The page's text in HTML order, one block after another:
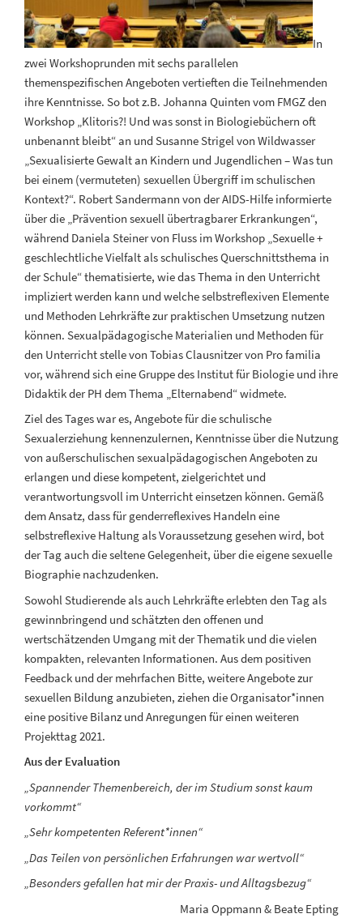
In
zwei Workshoprunden mit sechs parallelen
themenspezifischen Angeboten vertieften die Teilnehmenden
ihre Kenntnisse. So bot z.B. Johanna Quinten vom FMGZ den
Workshop „Klitoris?! Und was sonst in Biologiebüchern oft
unbenannt bleibt“ an und Susanne Strigel von Wildwasser
„Sexualisierte Gewalt an Kindern und Jugendlichen – Was tun
bei einem (vermuteten) sexuellen Übergriff im schulischen
Kontext?“. Robert Sandermann von der AIDS-Hilfe informierte
über die „Prävention sexuell übertragbarer Erkrankungen“,
während Daniela Steiner von Fluss im Workshop „Sexuelle +
geschlechtliche Vielfalt als schulisches Querschnittsthema in
der Schule“ thematisierte, wie das Thema in den Unterricht
impliziert werden kann und welche selbstreflexiven Elemente
und Methoden Lehrkräfte zur praktischen Umsetzung nutzen
können. Sexualpädagogische Materialien und Methoden für
den Unterricht stelle von Tobias Clausnitzer von Pro familia
vor, während sich eine Gruppe des Institut für Biologie und ihre
Didaktik der PH dem Thema „Elternabend“ widmete.
Ziel des Tages war es, Angebote für die schulische
Sexualerziehung kennenzulernen, Kenntnisse über die Nutzung
von außerschulischen sexualpädagogischen Angeboten zu
erlangen und diese kompetent, zielgerichtet und
verantwortungsvoll im Unterricht einsetzen können. Gemäß
dem Ansatz, dass für genderreflexives Handeln eine
selbstreflexive Haltung als Voraussetzung gesehen wird, bot
der Tag auch die seltene Gelegenheit, über die eigene sexuelle
Biographie nachzudenken.
Sowohl Studierende als auch Lehrkräfte erlebten den Tag als
gewinnbringend und schätzten den offenen und
wertschätzenden Umgang mit der Thematik und die vielen
kompakten, relevanten Informationen. Aus dem positiven
Feedback und der mehrfachen Bitte, weitere Angebote zur
sexuellen Bildung anzubieten, ziehen die Organisator*innen
eine positive Bilanz und Anregungen für einen weiteren
Projekttag 2021.
Aus der Evaluation
„Spannender Themenbereich, der im Studium sonst kaum
vorkommt“
„Sehr kompetenten Referent*innen“
„Das Teilen von persönlichen Erfahrungen war wertvoll“
„Besonders gefallen hat mir der Praxis- und Alltagsbezug“
Maria Oppmann & Beate Epting